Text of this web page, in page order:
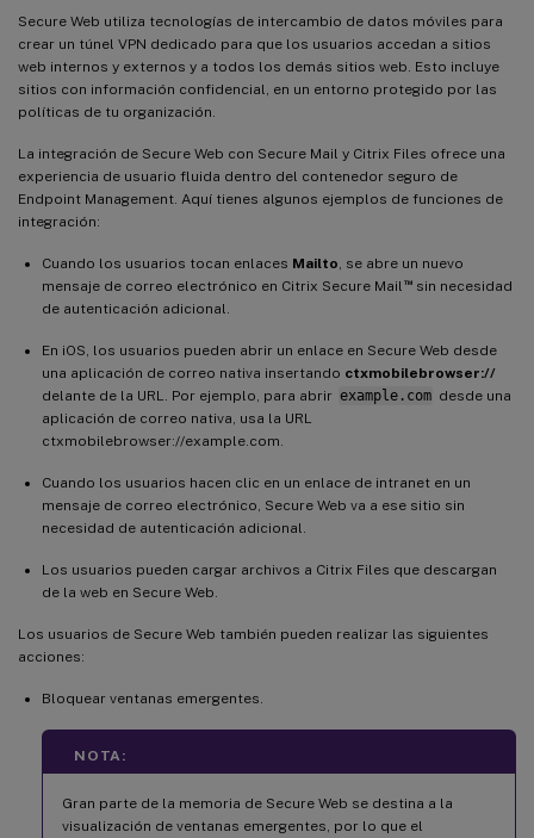
Secure Web utiliza tecnologías de intercambio de datos móviles para
crear un túnel VPN dedicado para que los usuarios accedan a sitios
web internos y externos y a todos los demás sitios web. Esto incluye
sitios con información confidencial, en un entorno protegido por las
políticas de tu organización.
La integración de Secure Web con Secure Mail y Citrix Files ofrece una
experiencia de usuario fluida dentro del contenedor seguro de
Endpoint Management. Aquí tienes algunos ejemplos de funciones de
integración:
Cuando los usuarios tocan enlaces Mailto , se abre un nuevo
mensaje de correo electrónico en Citrix Secure Mail ™sin necesidad
de autenticación adicional.
En iOS, los usuarios pueden abrir un enlace en Secure Web desde
una aplicación de correo nativa insertando ctxmobilebrowser://
delante de la URL. Por ejemplo, para abrir example.com desde una
aplicación de correo nativa, usa la URL
ctxmobilebrowser://example.com.
Cuando los usuarios hacen clic en un enlace de intranet en un
mensaje de correo electrónico, Secure Web va a ese sitio sin
necesidad de autenticación adicional.
Los usuarios pueden cargar archivos a Citrix Files que descargan
de la web en Secure Web.
Los usuarios de Secure Web también pueden realizar las siguientes
acciones:
Bloquear ventanas emergentes.
NOTA:
Gran parte de la memoria de Secure Web se destina a la
visualización de ventanas emergentes, por lo que el